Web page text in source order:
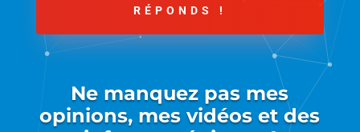
RÉPONDS !
Ne manquez pas mes
opinions, mes vidéos et des